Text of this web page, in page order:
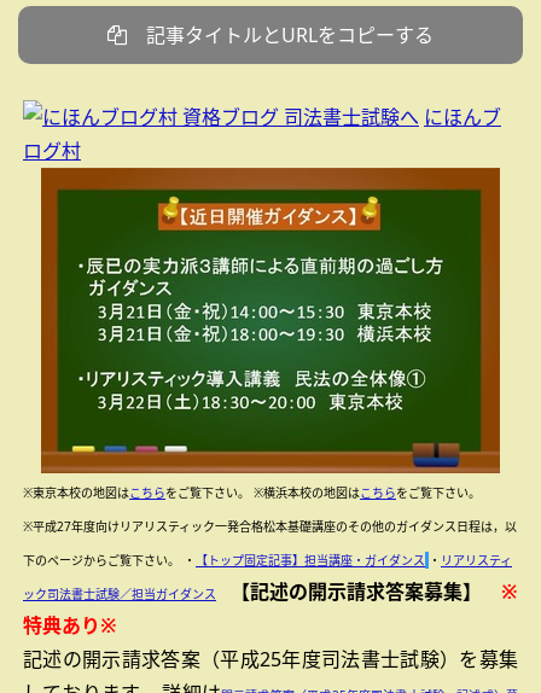
記事タイトルとURLをコピーする
にほんブ
ログ村
※東京本校の地図はこちらをご覧下さい。 ※横浜本校の地図はこちらをご覧下さい。
※平成27年度向けリアリスティック一発合格松本基礎講座のその他のガイダンス日程は，以
下のページからご覧下さい。
・ 【トップ固定記事】担当講座・ガイダンス ・ リアリスティ
ック司法書士試験／担当ガイダンス
【記述の開示請求答案募集】 ※
特典あり※
記述の開示請求答案（平成25年度司法書士試験）を募集